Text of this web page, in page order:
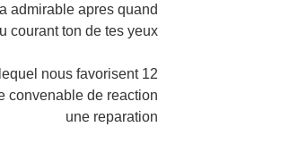
admirable apres quand
courant ton de tes yeux»
nous favorisent
convenable de reaction
une reparation